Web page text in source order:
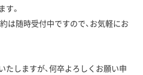
。
は随時受付中ですので、お気軽にお
しますが、何卒よろしくお願い申